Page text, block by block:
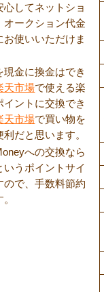
心してネットショ
オークション代金
お使いいただけま
現金に換金はでき
天市場で使える楽
イントに交換でき
天市場で買い物を
だと思います。
への交換なら
いうポイントサイ
ので、手数料節約